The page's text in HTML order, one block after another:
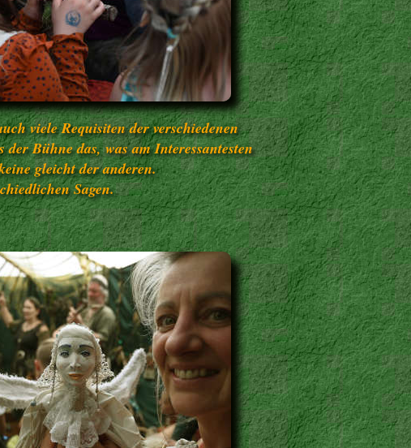
viele Requisiten der verschiedenen
Bühne das, was am Interessantesten
gleicht der anderen.
Sagen.